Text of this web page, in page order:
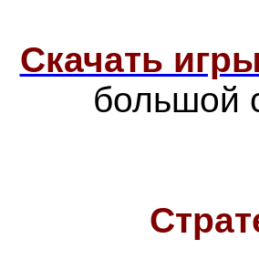
Скачать
большой